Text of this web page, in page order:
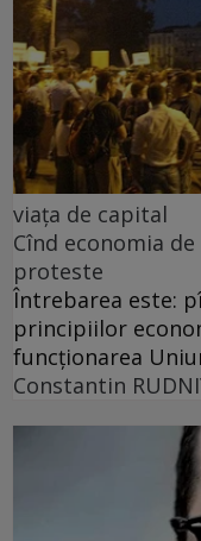
viața de capital
Cînd economia
proteste
Întrebarea este:
principiilor
funcționarea
Constantin